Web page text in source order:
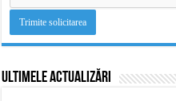
Ultimele actualizări